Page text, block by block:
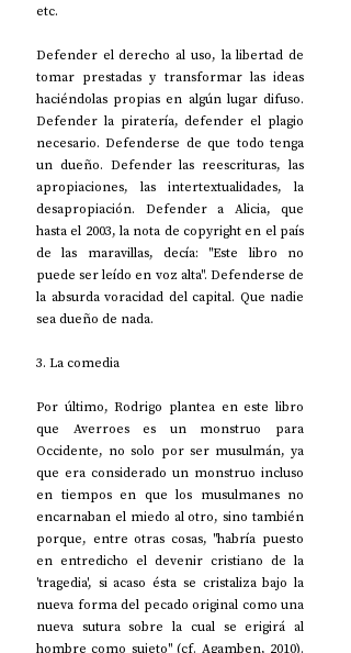
etc.
Defender el derecho al uso, la libertad de
tomar prestadas y transformar las ideas
haciéndolas propias en algún lugar difuso.
Defender la piratería, defender el plagio
necesario. Defenderse de que todo tenga
un dueño. Defender las reescrituras, las
apropiaciones, las intertextualidades, la
desapropiación. Defender a Alicia, que
hasta el 2003, la nota de copyright en el país
de las maravillas, decía: "Este libro no
puede ser leído en voz alta". Defenderse de
la absurda voracidad del capital. Que nadie
sea dueño de nada.
3. La comedia
Por último, Rodrigo plantea en este libro
que Averroes es un monstruo para
Occidente, no solo por ser musulmán, ya
que era considerado un monstruo incluso
en tiempos en que los musulmanes no
encarnaban el miedo al otro, sino también
porque, entre otras cosas, "habría puesto
en entredicho el devenir cristiano de la
'tragedia', si acaso ésta se cristaliza bajo la
nueva forma del pecado original como una
nueva sutura sobre la cual se erigirá al
hombre como sujeto" (cf. Agamben, 2010).